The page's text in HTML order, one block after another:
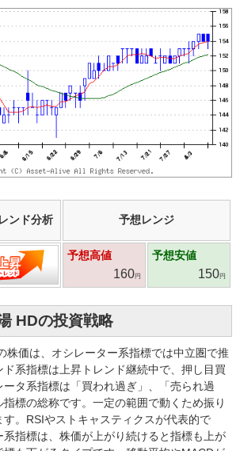
ンド分析 予想レンジ
予想高値
160円
予想安値
150円
HDの投資戦略
株価は、オシレーター系指標では中立圏で推
系指標は上昇トレンド継続中で、押し目買
タ系指標は「買われ過ぎ」、「売られ過
標の総称です。一定の範囲で動くため振り
。RSIやストキャスティクスが代表的で
指標は、株価が上がり続けると指標も上が